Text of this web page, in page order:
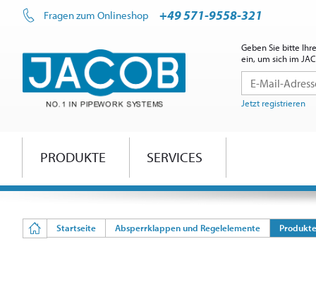
Geben Sie bitte
ein, um sich im
Jetzt registrieren
Fragen zum Onlineshop +49 571-9558-321
PRODUKTE SERVICES
Startseite Absperrklappen und Regelelemente Produkte